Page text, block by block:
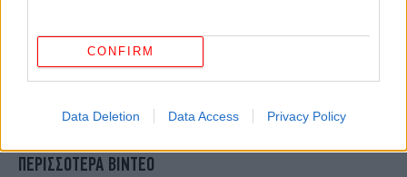
CONFIRM
Data Deletion Data Access Privacy Policy
ΠΕΡΙΣΣΟΤΕΡΑ ΒΙΝΤΕΟ